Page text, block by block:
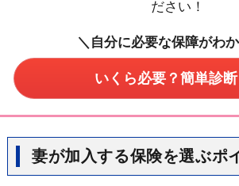
ださい！
＼自分に必要な保障がわ
いくら必要？簡単診断
妻が加入する保険を選ぶポ